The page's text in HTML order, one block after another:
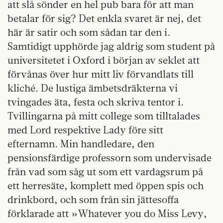
att slå sönder en hel pub bara för att man
betalar för sig? Det enkla svaret är nej, det
här är satir och som sådan tar den i.
Samtidigt upphörde jag aldrig som student på
universitetet i Oxford i början av seklet att
förvånas över hur mitt liv förvandlats till
kliché. De lustiga ämbetsdräkterna vi
tvingades äta, festa och skriva tentor i.
Tvillingarna på mitt college som tilltalades
med Lord respektive Lady före sitt
efternamn. Min handledare, den
pensionsfärdige professorn som undervisade
från vad som såg ut som ett vardagsrum på
ett herresäte, komplett med öppen spis och
drinkbord, och som från sin jättesoffa
förklarade att »Whatever you do Miss Levy,